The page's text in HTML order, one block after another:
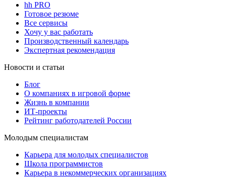
hh PRO
Готовое резюме
Все сервисы
Хочу у вас работать
Производственный календарь
Экспертная рекомендация
Новости и статьи
Блог
О компаниях в игровой форме
Жизнь в компании
ИТ-проекты
Рейтинг работодателей России
Молодым специалистам
Карьера для молодых специалистов
Школа программистов
Карьера в некоммерческих организациях